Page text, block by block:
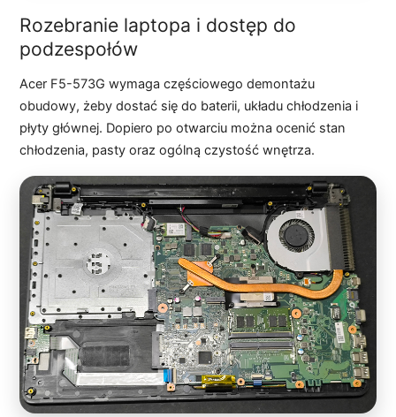
Rozebranie laptopa i dostęp do
podzespołów
Acer F5-573G wymaga częściowego demontażu
obudowy, żeby dostać się do baterii, układu chłodzenia i
płyty głównej. Dopiero po otwarciu można ocenić stan
chłodzenia, pasty oraz ogólną czystość wnętrza.